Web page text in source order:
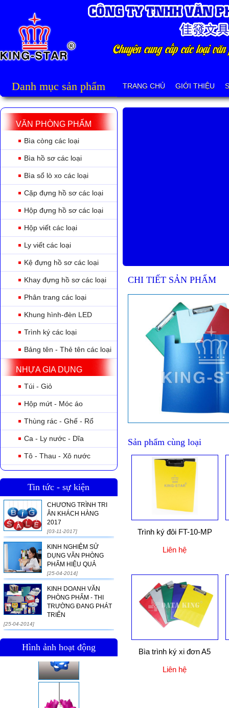
Danh mục sản phẩm TRANG CHỦ GIỚI THIỆU
VĂN PHÒNG PHẨM
Bìa còng các loại
Bìa hồ sơ các loại
Bìa sổ lò xo các loại
Cặp đựng hồ sơ các loại
Hộp đựng hồ sơ các loại
Hộp viết các loại
Ly viết các loại
Kệ đựng hồ sơ các loại
Khay đựng hồ sơ các loại
Phân trang các loại
Khung hình-đèn LED
Trình ký các loại
Bảng tên - Thẻ tên các loại
NHỰA GIA DỤNG
Túi - Giỏ
Hộp mứt - Móc áo
Thùng rác - Ghế - Rổ
Ca - Ly nước - Dĩa
Tô - Thau - Xô nước
Tin tức - sự kiện
CHƯƠNG TRÌNH TRI
ÂN KHÁCH HÀNG
2017
[03-11-2017]
KINH NGHIỆM SỬ
DỤNG VĂN PHÒNG
PHẨM HIỆU QUẢ
[25-04-2014]
KINH DOANH VĂN
PHÒNG PHẨM - THI
TRƯỜNG ĐANG PHÁT
TRIỂN
[25-04-2014]
Hình ảnh hoạt động
CHI TIẾT SẢN PHẨM
Sản phẩm cùng loại
Trình ký đôi FT-10-MP
Liên hệ
Bìa trình ký xi đơn A5
Liên hệ